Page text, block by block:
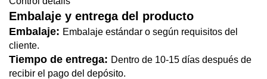
Embalaje y entrega del producto
Embalaje: Embalaje estándar o según requisitos del
cliente.
Tiempo de entrega: Dentro de 10-15 días después de
recibir el pago del depósito.